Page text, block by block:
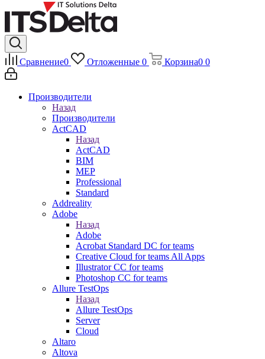
Сравнение0 Отложенные 0 Корзина0 0
Производители
Назад
Производители
ActCAD
Назад
ActCAD
BIM
MEP
Professional
Standard
Addreality
Adobe
Назад
Adobe
Acrobat Standard DC for teams
Creative Cloud for teams All Apps
Illustrator CC for teams
Photoshop CC for teams
Allure TestOps
Назад
Allure TestOps
Server
Cloud
Altaro
Altova